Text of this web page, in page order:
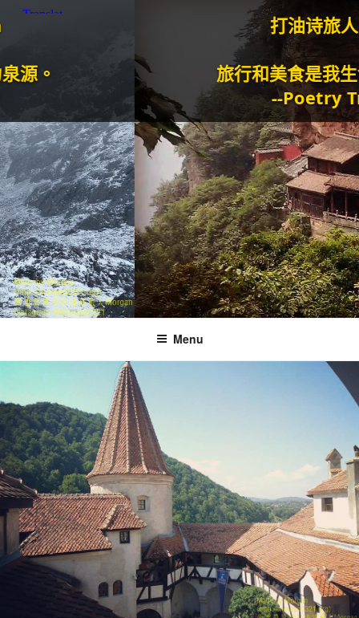
打油诗旅人Morgan
旅行和美食是我生命的动
--Poetry Traveller
Menu